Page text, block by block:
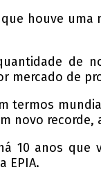
houve
de
de
termos
novo recorde,
10 anos que
EPIA.